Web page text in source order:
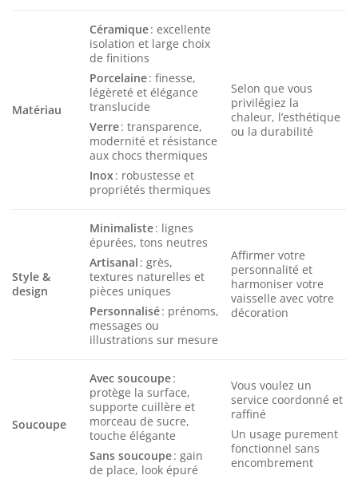
Matériau
Céramique: excellente
isolation et large choix
de finitions
Porcelaine: finesse,
légèreté et élégance
translucide
Verre: transparence,
modernité et résistance
aux chocs thermiques
Inox: robustesse et
propriétés thermiques
Selon que vous
privilégiez la
chaleur, l’esthétique
ou la durabilité
Style &
design
Minimaliste: lignes
épurées, tons neutres
Artisanal : grès,
textures naturelles et
pièces uniques
Personnalisé: prénoms,
messages ou
illustrations sur mesure
Affirmer votre
personnalité et
harmoniser votre
vaisselle avec votre
décoration
Soucoupe
Avec soucoupe:
protège la surface,
supporte cuillère et
morceau de sucre,
touche élégante
Sans soucoupe: gain
de place, look épuré
Vous voulez un
service coordonné et
raffiné
Un usage purement
fonctionnel sans
encombrement